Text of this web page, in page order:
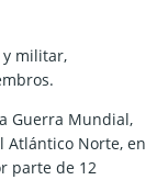
y militar,
Guerra Mundial,
Atlántico Norte, en
parte de 12